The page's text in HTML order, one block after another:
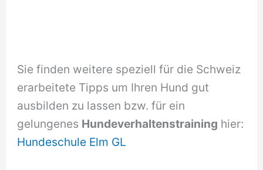
Sie finden weitere speziell für die Schweiz
erarbeitete Tipps um Ihren Hund gut
ausbilden zu lassen bzw. für ein
gelungenes Hundeverhaltenstraining hier:
Hundeschule Elm GL